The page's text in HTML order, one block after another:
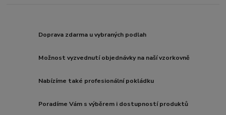
Doprava zdarma u vybraných podlah
Možnost vyzvednutí objednávky na naší vzorkovně
Nabízíme také profesionální pokládku
Poradíme Vám s výběrem i dostupností produktů